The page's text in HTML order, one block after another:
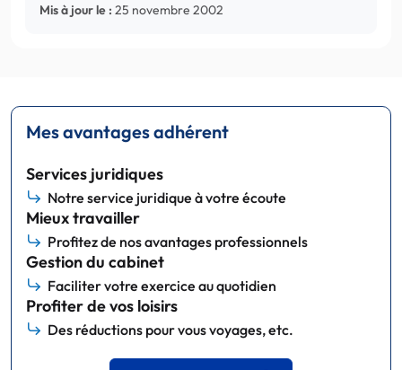
Mis à jour le : 25 novembre 2002
Mes avantages adhérent
Services juridiques
Notre service juridique à votre écoute
Mieux travailler
Profitez de nos avantages professionnels
Gestion du cabinet
Faciliter votre exercice au quotidien
Profiter de vos loisirs
Des réductions pour vous voyages, etc.